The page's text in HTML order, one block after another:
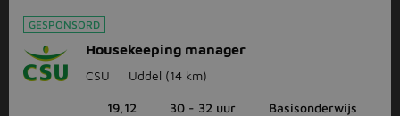
GESPONSORD
Housekeeping manager
CSU Uddel (14 km)
19,12 30 - 32 uur
Basisonderwijs